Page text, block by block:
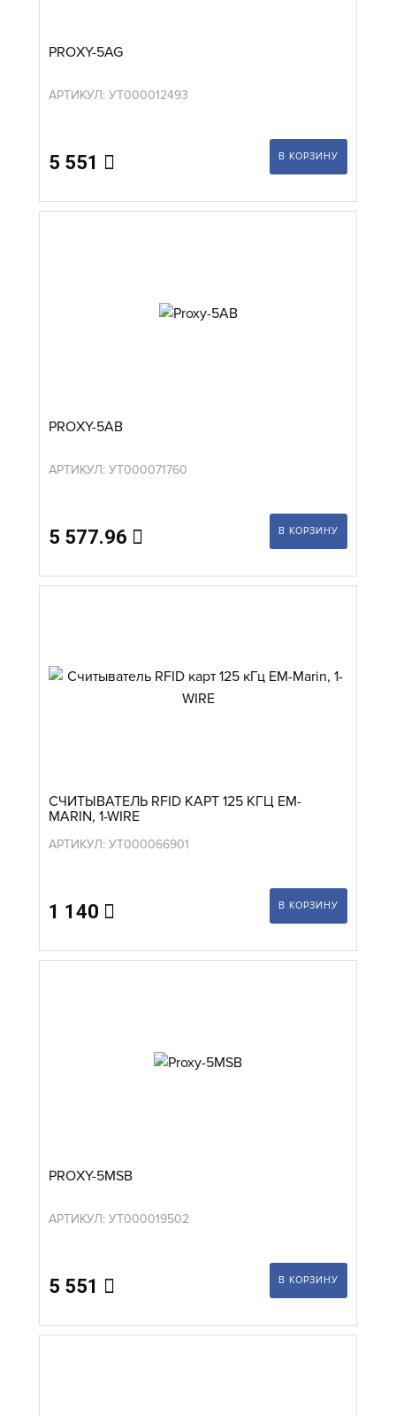
PROXY-5AG
АРТИКУЛ: УТ000012493
5 551 В КОРЗИНУ
PROXY-5AB
АРТИКУЛ: УТ000071760
5 577.96 В КОРЗИНУ
СЧИТЫВАТЕЛЬ RFID КАРТ 125 КГЦ EM-
MARIN, 1-WIRE
АРТИКУЛ: УТ000066901
1 140 В КОРЗИНУ
PROXY-5МSB
АРТИКУЛ: УТ000019502
5 551 В КОРЗИНУ